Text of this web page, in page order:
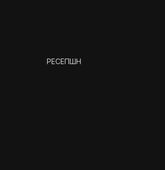
РЕСЕПШН